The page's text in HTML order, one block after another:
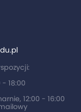
18:00
12:00 - 16:00